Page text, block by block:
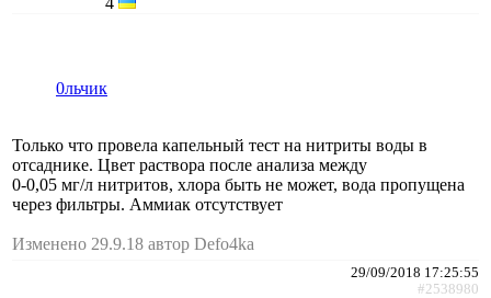
0льчик
Только что провела капельный тест на нитриты воды в
отсаднике. Цвет раствора после анализа между
0-0,05 мг/л нитритов, хлора быть не может, вода пропущена
через фильтры. Аммиак отсутствует
Изменено 29.9.18 автор Defo4ka
29/09/2018 17:25:55
#2538980